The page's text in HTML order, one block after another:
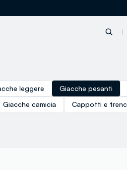
leggere Giacche pesanti
Giacche camicia Cappotti e